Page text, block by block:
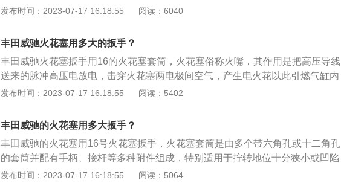
1、钢壳：钢壳下部是细螺纹，用于与缸盖火花塞孔配装，上部有外六方螺母，
与中心电极上端通过导体玻璃体接触，金属杆上端装有接线螺母。3、在钢制壳
体与中心电极之间有高氧化铝陶瓷绝缘体，使中心电极在通电时绝缘。4、钢壳
体最下部装有弯曲的侧电极。5、钢壳外部的中部有铜制垫圈。
发布时间：2023-07-17 16:18:55 阅读：6040
丰田威驰火花塞用多大的扳手？
丰田威驰火花塞扳手用16的火花塞套筒，火花塞俗称火嘴，其作用是把高压导线
送来的脉冲高压电放电，击穿火花塞两电极间空气，产生电火花以此引燃气缸内
的混合气体。火花塞主要类型有：准型火花塞、缘体突出型火花塞、电极型火花
车型，其车身尺寸长宽高分别为4420mm、1700mm、1490mm，轴距为2550m
m。外观方面，威驰整体上十分和谐，线条圆润，可爱的前脸和有鱼鳞底纹的尾
灯，倒也不乏精致，这些都十分符合国人的审美观。
发布时间：2023-07-17 16:18:55 阅读：5402
丰田威驰的火花塞用多大扳手？
丰田威驰的火花塞用16号火花塞扳手，火花塞套筒是由多个带六角孔或十二角孔
的套筒并配有手柄、接杆等多种附件组成，特别适用于拧转地位十分狭小或凹陷
很深处的螺栓或螺母，套筒有公制和英制之分。丰田威驰是丰田汽车旗下推出的
发布时间：2023-07-17 16:18:55 阅读：5064